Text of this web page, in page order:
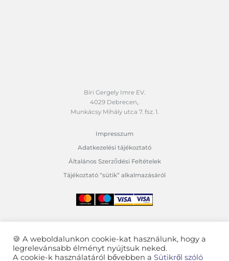
Biri Gergely Imre EV.
4029 Debrecen,.
Munkácsy Mihály utca 7. fsz. 1.
Impresszum
Adatkezelési tájékoztató
Általános Szerződési Feltételek
Tájékoztató “sütik” alkalmazásáról
Minden jog fenntartva © 2021 GrafikaiDesign.hu | Olcsó,
profi honlapkészítés, mobilbarát webdesign, szakértő
webfejlesztés, gyors webshopkészítés | Professzionális,
🍪 A weboldalunkon cookie-kat használunk, hogy a
legrelevánsabb élményt nyújtsuk neked.
A cookie-k használatáról bővebben a Sütikről szóló